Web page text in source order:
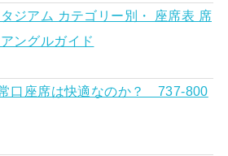
ジアム カテゴリー別・ 座席表 席
ングルガイド
口座席は快適なのか？ 737-800